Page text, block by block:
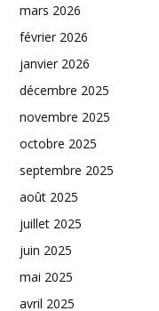
mars 2026
février 2026
janvier 2026
décembre 2025
novembre 2025
octobre 2025
septembre 2025
août 2025
juillet 2025
juin 2025
mai 2025
avril 2025